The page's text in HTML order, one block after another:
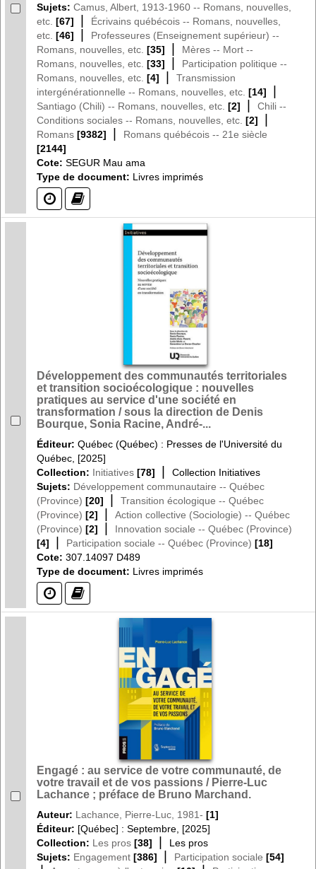
Sujets: Camus, Albert, 1913-1960 -- Romans, nouvelles,
etc. [67] |
Écrivains québécois -- Romans, nouvelles,
etc. [46] |
Professeures (Enseignement supérieur) --
Romans, nouvelles, etc. [35] |
Mères -- Mort --
Romans, nouvelles, etc. [33] |
Participation politique --
Romans, nouvelles, etc. [4] |
Transmission
intergénérationnelle -- Romans, nouvelles, etc. [14] |
Santiago (Chili) -- Romans, nouvelles, etc. [2] |
Chili --
Conditions sociales -- Romans, nouvelles, etc. [2] |
Romans [9382] |
Romans québécois -- 21e siècle
[2144]
Cote: SEGUR Mau ama
Type de document: Livres imprimés
(?) (?)
Développement des communautés territoriales
et transition socioécologique : nouvelles
pratiques au service d'une société en
transformation / sous la direction de Denis
Bourque, Sonia Racine, André-...
Éditeur: Québec (Québec) : Presses de l'Université du
Québec, [2025]
Collection: Initiatives [78] |
Collection Initiatives
Sujets: Développement communautaire -- Québec
(Province) [20] |
Transition écologique -- Québec
(Province) [2] |
Action collective (Sociologie) -- Québec
(Province) [2] |
Innovation sociale -- Québec (Province)
[4]
| Participation sociale -- Québec (Province) [18]
Cote: 307.14097 D489
Type de document: Livres imprimés
(?) (?)
Engagé : au service de votre communauté, de
votre travail et de vos passions / Pierre-Luc
Lachance ; préface de Bruno Marchand.
Auteur: Lachance, Pierre-Luc, 1981- [1]
Éditeur: [Québec] : Septembre, [2025]
Collection: Les pros [38] |
Les pros
Sujets: Engagement [386] | Participation sociale [54]